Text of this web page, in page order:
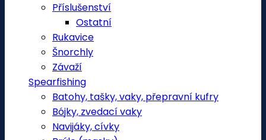
Příslušenství
Ostatní
Rukavice
Šnorchly
Závaží
Spearfishing
Batohy, tašky, vaky, přepravní kufry
Bójky, zvedací vaky
Navijáky, cívky